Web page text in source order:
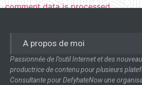
comment data is processed.
A propos de moi
Passionnée de l’outil Internet et des
productrice de contenu pour plusieurs
Consultante pour DefyhateNow une